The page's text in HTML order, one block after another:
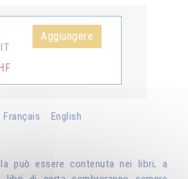
Aggiungere
Français English
può essere contenuta nei libri, a